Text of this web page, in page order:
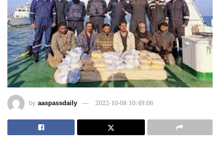
by aaspassdaily 2022-10-08 10:49:06